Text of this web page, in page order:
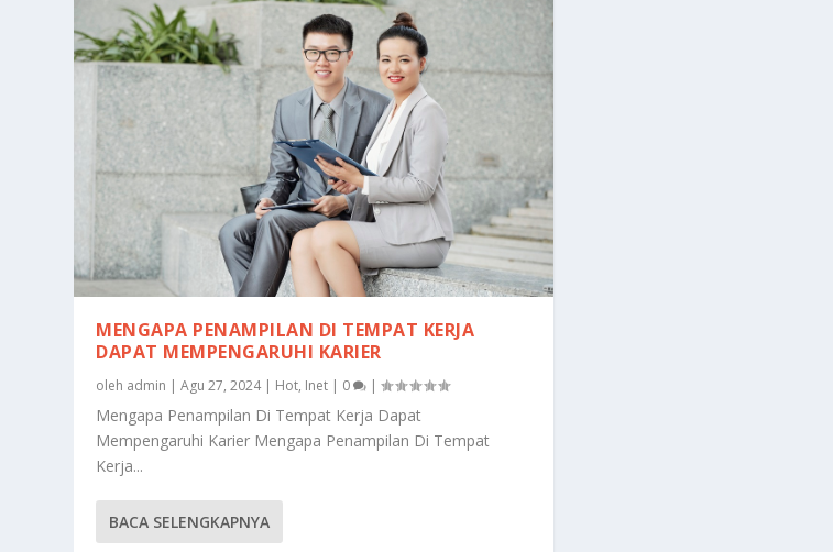
MENGAPA PENAMPILAN DI TEMPAT KERJA
DAPAT MEMPENGARUHI KARIER
oleh admin |Agu 27, 2024| Hot, Inet 0 |
Mengapa Penampilan Di Tempat Kerja Dapat
Mempengaruhi Karier Mengapa Penampilan Di Tempat
Kerja...
BACA SELENGKAPNYA